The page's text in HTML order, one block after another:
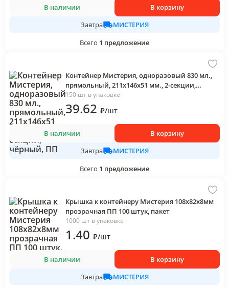
В наличии
В корзину
Завтра
МИСТЕРИЯ
Всего 1 предложение
Контейнер Мистерия, одноразовый 830 мл.,
прямольный, 211х146х51 мм., 2-секции,
чёрный, ПП
150 шт в упаковке
39.62 ₽/шт
В наличии
В корзину
Завтра
МИСТЕРИЯ
Всего 1 предложение
Крышка к контейнеру Мистерия 108х82х8мм
прозрачная ПП 100 штук, пакет
1000 шт в упаковке
1.40 ₽/шт
В наличии
В корзину
Завтра
МИСТЕРИЯ